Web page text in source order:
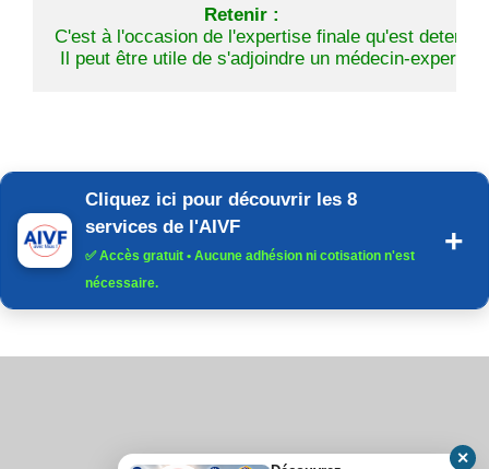
Retenir :
C'est à l'occasion de l'expertise finale qu'est
Il peut être utile de s'adjoindre un médecin-expert
Cliquez ici pour découvrir les 8
services de l'AIVF
✅Accès gratuit • Aucune adhésion ni cotisation n'est
nécessaire.
✕